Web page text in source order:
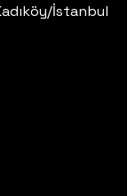
İstanbul